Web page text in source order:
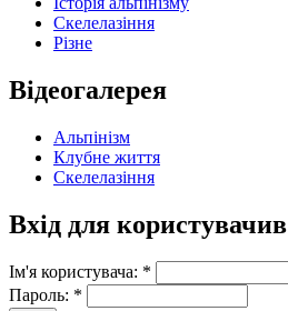
Скелелазіння
Різне
Відеогалерея
Альпінізм
Клубне життя
Скелелазіння
Вхід для користувачив
Ім'я користувача: *
Пароль: *